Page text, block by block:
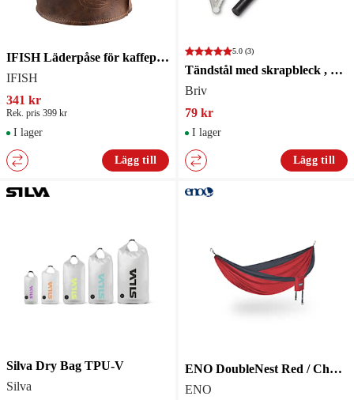
IFISH Läderpåse för kaffepanna
IFISH
341 kr
Rek. pris 399 kr
I lager
Lägg till
5.0 (3)
Tändstål med skrapbleck , 45 mm
Briv
79 kr
I lager
Lägg till
Silva Dry Bag TPU-V
Silva
ENO DoubleNest Red / Charcoal
ENO